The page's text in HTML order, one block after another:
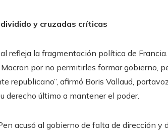
y cruzadas críticas
refleja la fragmentación política de
por no permitirles formar gobierno,
republicano”, afirmó Boris Vallaud,
derecho último a mantener el poder.
acusó al gobierno de falta de dirección y